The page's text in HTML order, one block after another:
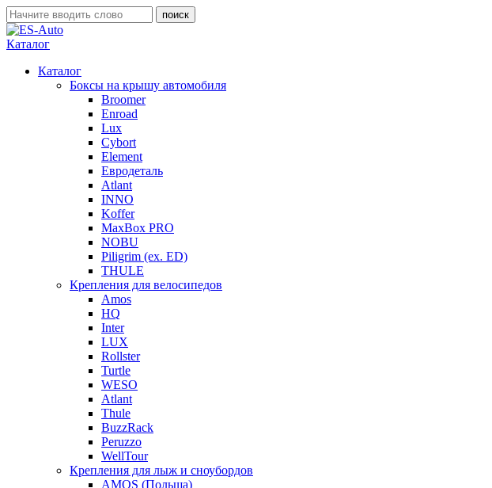
Каталог
Каталог
Боксы на крышу автомобиля
Broomer
Enroad
Lux
Cybort
Element
Евродеталь
Atlant
INNO
Koffer
MaxBox PRO
NOBU
Piligrim (ex. ED)
THULE
Крепления для велосипедов
Amos
HQ
Inter
LUX
Rollster
Turtle
WESO
Atlant
Thule
BuzzRack
Peruzzo
WellTour
Крепления для лыж и сноубордов
AMOS (Польша)